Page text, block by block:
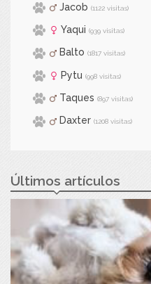
Jacob (1122 visitas)
Yaqui (939 visitas)
Balto (1817 visitas)
Pytu (998 visitas)
Taques (897 visitas)
Daxter (1208 visitas)
Últimos artículos